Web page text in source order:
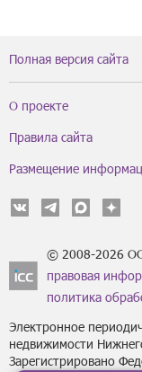
Полная версия сайта
О проекте
Правила сайта
Размещение
© 2008-2026
правовая
политика
Электронное
недвижимости
Зарегистрировано